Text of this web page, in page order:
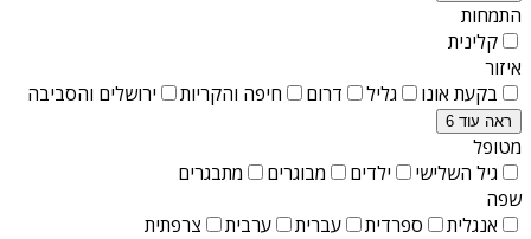
התמחות
קלינית
איזור
בקעת אונו
גליל דרום חיפה והקריות ירושלים והסביבה
ראה עוד 6
מטופל
גיל השלישי
ילדים מבוגרים
מתבגרים
שפה
אנגלית
ספרדית עברית ערבית צרפתית